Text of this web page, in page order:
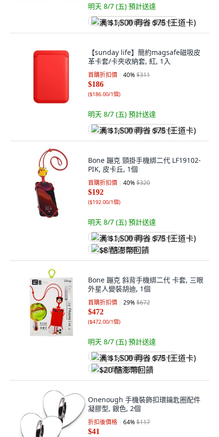
明天 8/7 (五) 預計送達
满 $1,500 再省 $75 (王道卡)
【sunday life】簡約magsafe磁吸皮
革卡套/卡夾收納套, 紅, 1入
首購折扣價 40%$311
$186
($186.00/1個)
明天 8/7 (五) 預計送達
满 $1,500 再省 $75 (王道卡)
Bone 蹦克 頸掛手機綁二代 LF19102-
PIK, 皮卡丘, 1個
首購折扣價 40%$320
$192
($192.00/1個)
明天 8/7 (五) 預計送達
满 $1,500 再省 $75 (王道卡)
$8 酷澎幣回饋
Bone 蹦克 斜背手機綁二代 卡套, 三眼
外星人變裝胡迪, 1個
首購折扣價 29%$672
$472
($472.00/1個)
明天 8/7 (五) 預計送達
满 $1,500 再省 $75 (王道卡)
$20 酷澎幣回饋
Onenough 手機裝飾扣環鑰匙圈配件
凝膠型, 銀色, 2個
折扣後價格 64%$117
$41